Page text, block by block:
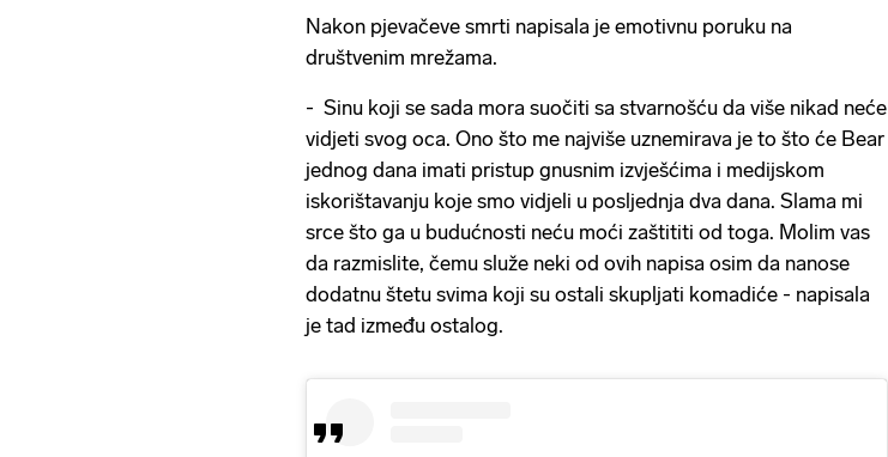
Nakon pjevačeve smrti napisala je emotivnu poruku na
društvenim mrežama.
- Sinu koji se sada mora suočiti sa stvarnošću da više nikad neće
vidjeti svog oca. Ono što me najviše uznemirava je to što će Bear
jednog dana imati pristup gnusnim izvješćima i medijskom
iskorištavanju koje smo vidjeli u posljednja dva dana. Slama mi
srce što ga u budućnosti neću moći zaštititi od toga. Molim vas
da razmislite, čemu služe neki od ovih napisa osim da nanose
dodatnu štetu svima koji su ostali skupljati komadiće - napisala
je tad između ostalog.